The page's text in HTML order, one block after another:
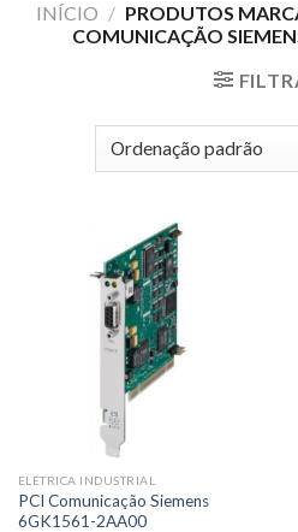
INÍCIO / PRODUTOS
COMUNICAÇÃO
ELÉTRICA INDUSTRIAL
PCI Comunicação Siemens
6GK1561-2AA00